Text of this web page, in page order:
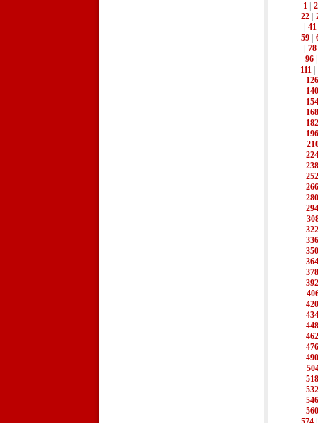
1
2
22|
41
59|
78
96
111|
126
140
154
168
182
196
224
238
252
266
280
294
322
336
350
364
378
392
420
434
448
462
476
490
518
532
546
560